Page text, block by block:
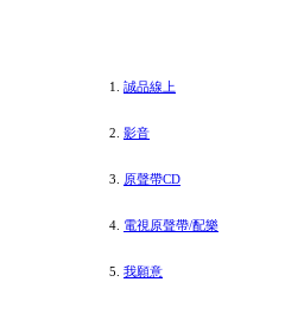
誠品線上
影音
原聲帶CD
電視原聲帶/配樂
我願意